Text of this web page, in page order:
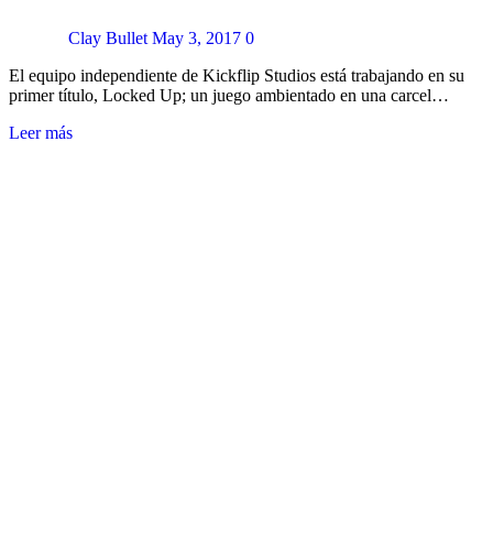
Clay Bullet May 3, 2017 0
El equipo independiente de Kickflip Studios está trabajando en su
primer título, Locked Up; un juego ambientado en una carcel…
Leer más